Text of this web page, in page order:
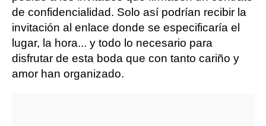
de confidencialidad. Solo así podrían recibir la
invitación al enlace donde se especificaría el
lugar, la hora... y todo lo necesario para
disfrutar de esta boda que con tanto cariño y
amor han organizado.